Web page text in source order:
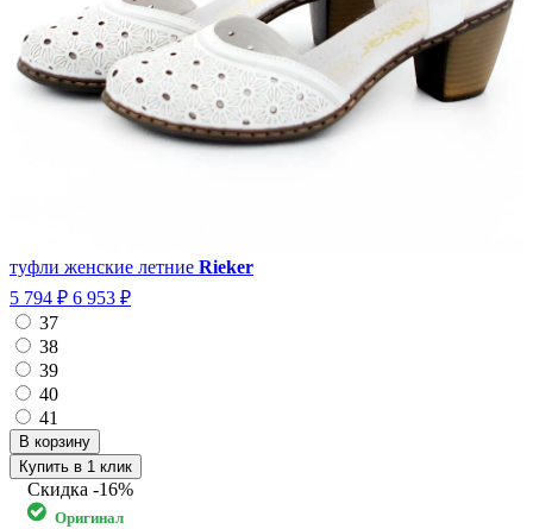
туфли женские летние Rieker
5 794 ₽ 6 953 ₽
37
38
39
40
41
Купить в 1 клик
Скидка -16%
Оригинал